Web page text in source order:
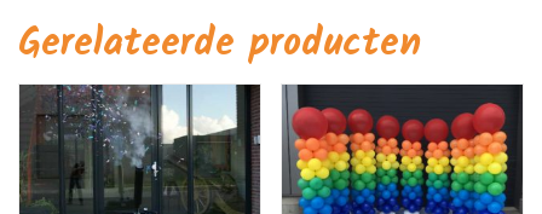
Gerelateerde producten